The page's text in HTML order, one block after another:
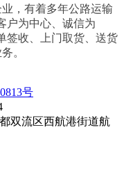
，有着多年公路运输
户为中心、诚信为
签收、上门取货、送货
。
号
双流区西航港街道航